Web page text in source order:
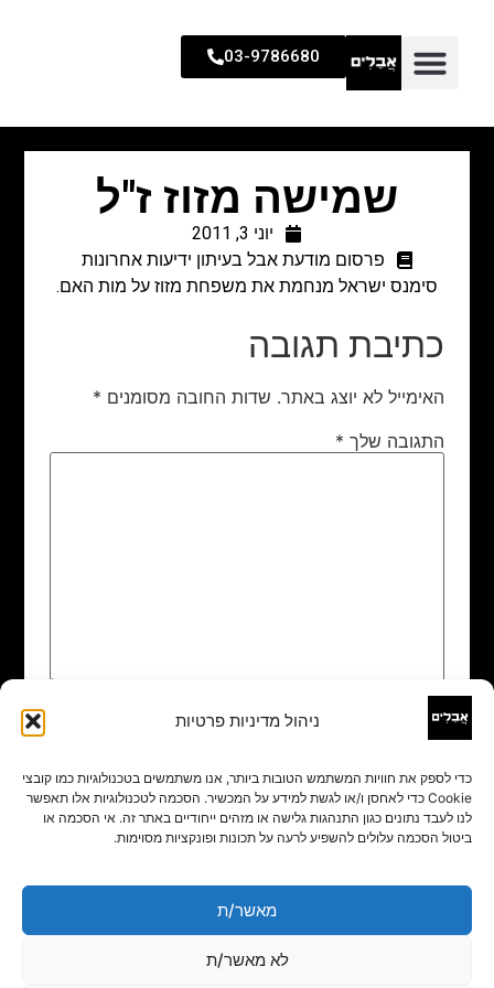
ניהול מדיניות פרטיות
כדי לספק את חוויות המשתמש הטובות ביותר, אנו משתמשים בטכנולוגיות כמו קובצי
Cookie כדי לאחסן ו/או לגשת למידע על המכשיר. הסכמה לטכנולוגיות אלו תאפשר
לנו לעבד נתונים כגון התנהגות גלישה או מזהים ייחודיים באתר זה. אי הסכמה או
ביטול הסכמה עלולים להשפיע לרעה על תכונות ופונקציות מסוימות.
מאשר/ת
לא מאשר/ת
03-9786680
שמישה מזוז ז"ל
יוני 3, 2011
פרסום מודעת אבל בעיתון ידיעות אחרונות
סימנס ישראל מנחמת את משפחת מזוז על מות האם.
כתיבת תגובה
האימייל לא יוצג באתר. שדות החובה מסומנים *
התגובה שלך *
שם
אימייל*